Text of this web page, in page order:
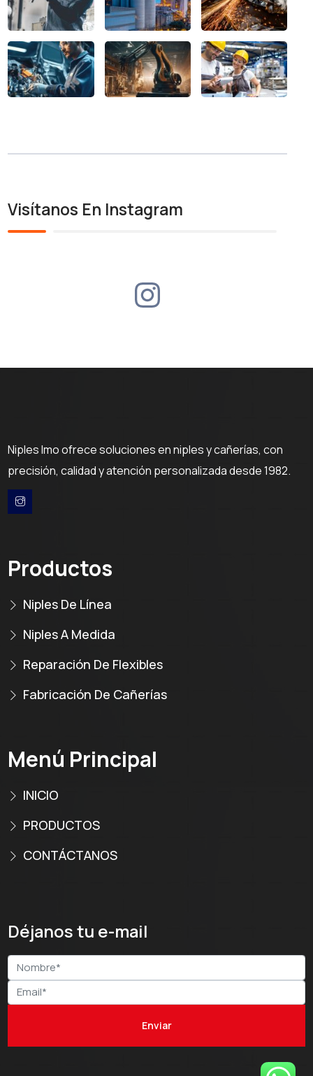
Visítanos En Instagram
Niples Imo ofrece soluciones en niples y cañerías, con
precisión, calidad y atención personalizada desde 1982.
Productos
Niples De Línea
Niples A Medida
Reparación De Flexibles
Fabricación De Cañerías
Menú Principal
INICIO
PRODUCTOS
CONTÁCTANOS
Déjanos tu e-mail